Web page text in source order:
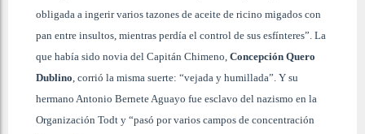
obligada a ingerir varios tazones de aceite de ricino migados con
pan entre insultos, mientras perdía el control de sus esfínteres”. La
que había sido novia del Capitán Chimeno, Concepción Quero
Dublino, corrió la misma suerte: “vejada y humillada”. Y su
hermano Antonio Bernete Aguayo fue esclavo del nazismo en la
Organización Todt y “pasó por varios campos de concentración